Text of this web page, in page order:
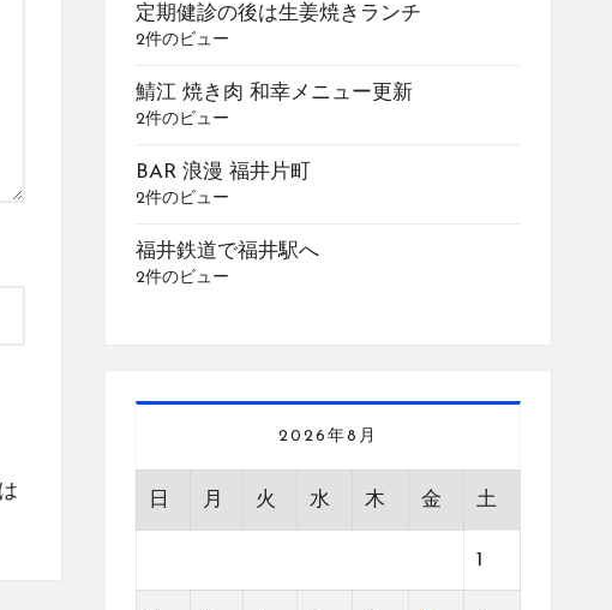
定期健診の後は生姜焼きランチ
2件のビュー
鯖江 焼き肉 和幸メニュー更新
2件のビュー
BAR 浪漫 福井片町
2件のビュー
福井鉄道で福井駅へ
2件のビュー
2026年8月
日 月 火 水 木 金 土
1